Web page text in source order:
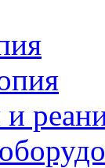
и